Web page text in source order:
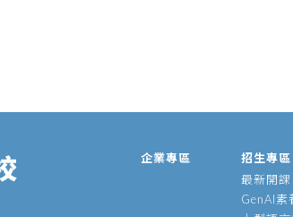
企業專區
招生專區
最新開課
GenAI素